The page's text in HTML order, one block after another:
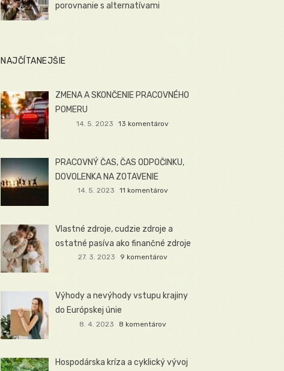
porovnanie s alternatívami
NAJČÍTANEJŠIE
ZMENA A SKONČENIE PRACOVNÉHO
POMERU
14. 5. 2023 13 komentárov
PRACOVNÝ ČAS, ČAS ODPOČINKU,
DOVOLENKA NA ZOTAVENIE
14. 5. 2023 11 komentárov
Vlastné zdroje, cudzie zdroje a
ostatné pasíva ako finančné zdroje
27. 3. 2023 9 komentárov
Výhody a nevýhody vstupu krajiny
do Európskej únie
8. 4. 2023 8 komentárov
Hospodárska kríza a cyklický vývoj